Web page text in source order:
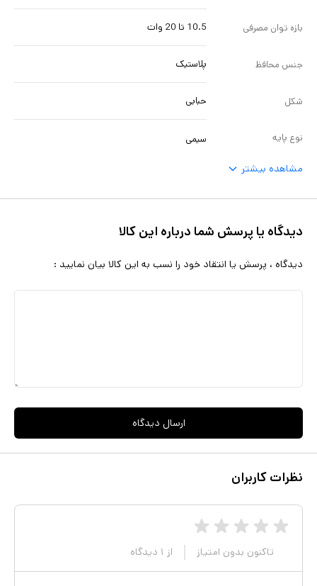
بازه توان مصرفی 10.5 تا 20 وات
جنس محافظ پلاستیک
شکل حبابی
نوع پایه سیمی
مشاهده بیشتر
دیدگاه یا پرسش شما درباره این کالا
دیدگاه ، پرسش یا انتقاد خود را نسب به این کالا بیان نمایید :
ارسال دیدگاه
نظرات کاربران
تاکنون بدون امتیاز از ۱ دیدگاه